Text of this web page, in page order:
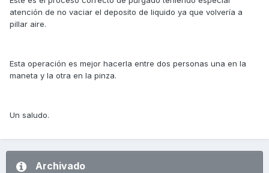
atención de no vaciar el deposito de liquido ya que volvería a
pillar aire.
Esta operación es mejor hacerla entre dos personas una en la
maneta y la otra en la pinza.
Un saludo.
Archivado